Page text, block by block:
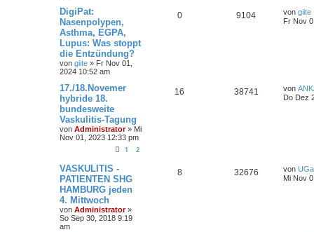
DigiPat:
Nasenpolypen,
Asthma, EGPA,
Lupus: Was stoppt
die Entzündung?
von giite » Fr Nov 01,
2024 10:52 am
0 9104 von giite
Fr Nov
17./18.Novemer
hybride 18.
bundesweite
Vaskulitis-Tagung
von Administrator» Mi
Nov 01, 2023 12:33 pm
1 2
16 38741 von
Do Dez
VASKULITIS -
PATIENTEN SHG
HAMBURG jeden
4. Mittwoch
von Administrator»
So Sep 30, 2018 9:19
am
8 32676 von UGa
Mi Nov